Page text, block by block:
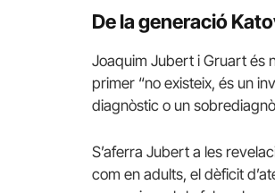
De la generació
Joaquim Jubert i Gruart és
primer “no existeix, és un
diagnòstic o un
S’aferra Jubert a les
com en adults, el dèficit